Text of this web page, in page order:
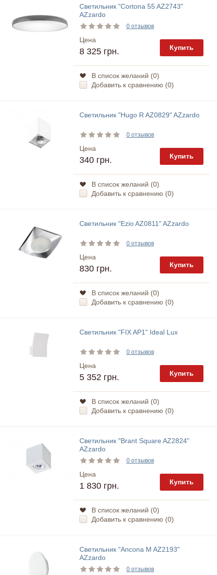
Светильник "Cortona 55 AZ2743"
AZzardo
0 отзывов
Цена
8 325 грн. Купить
В список желаний (0)
Добавить к сравнению (0)
Светильник "Hugo R AZ0829" AZzardo
0 отзывов
Цена
340 грн. Купить
В список желаний (0)
Добавить к сравнению (0)
Светильник "Ezio AZ0811" AZzardo
0 отзывов
Цена
830 грн. Купить
В список желаний (0)
Добавить к сравнению (0)
Светильник "FIX AP1" Ideal Lux
0 отзывов
Цена
5 352 грн. Купить
В список желаний (0)
Добавить к сравнению (0)
Светильник "Brant Square AZ2824"
AZzardo
0 отзывов
Цена
1 830 грн. Купить
В список желаний (0)
Добавить к сравнению (0)
Светильник "Ancona M AZ2193"
AZzardo
0 отзывов